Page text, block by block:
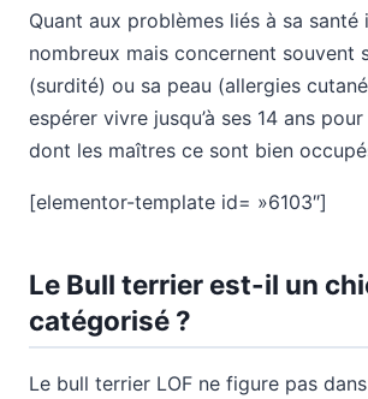
Quant aux problèmes liés à sa santé
nombreux mais concernent souvent
(surdité) ou sa peau (allergies
espérer vivre jusqu’à ses 14 ans
dont les maîtres ce sont bien
[elementor-template id= »6103″]
Le Bull terrier est-il un
catégorisé ?
Le bull terrier LOF ne figure pas